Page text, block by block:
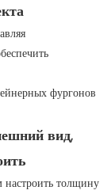
вид,
настроить толщину